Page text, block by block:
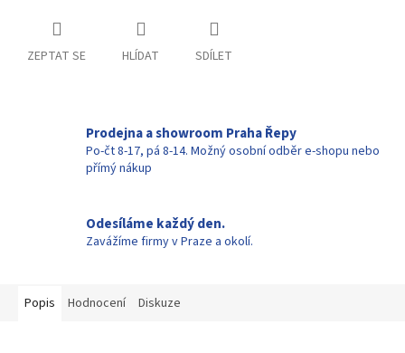
ZEPTAT SE HLÍDAT SDÍLET
Prodejna a showroom Praha Řepy
Po-čt 8-17, pá 8-14. Možný osobní odběr e-shopu nebo
přímý nákup
Odesíláme každý den.
Zavážíme firmy v Praze a okolí.
Popis Hodnocení Diskuze